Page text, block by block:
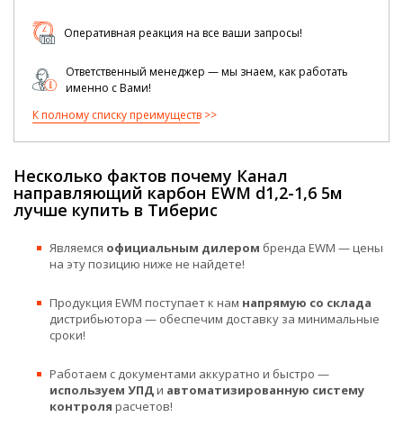
Оперативная реакция на все ваши запросы!
Ответственный менеджер — мы знаем, как работать
именно с Вами!
К полному списку преимуществ
Несколько фактов почему Канал
направляющий карбон EWM d1,2-1,6 5м
лучше купить в Тиберис
Являемся официальным дилером бренда EWM — цены
на эту позицию ниже не найдете!
Продукция EWM поступает к нам напрямую со склада
дистрибьютора — обеспечим доставку за минимальные
сроки!
Работаем с документами аккуратно и быстро —
используем УПДи автоматизированную систему
контроля расчетов!